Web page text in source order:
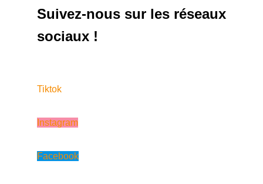
Suivez-nous sur les réseaux
sociaux !
Tiktok
Instagram
Facebook